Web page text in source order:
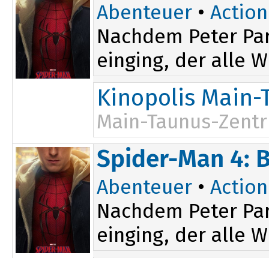
Abenteuer • Action
Nachdem Peter
einging, der alle
Kinopolis Main-
Main-Taunus-
Spider-Man 4:
Abenteuer • Action
Nachdem Peter
einging, der alle